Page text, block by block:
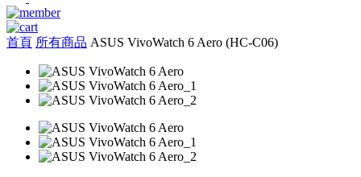
首頁 所有商品 ASUS VivoWatch 6 Aero (HC-C06)